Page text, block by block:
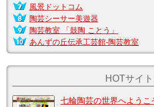
風景ドットコム
陶芸シーサー美遊器
陶芸教室 「鼓陶 ことう」
あんずの丘伝承工芸館-陶芸教室
HOTサイ
七輪陶芸の世界へようこ